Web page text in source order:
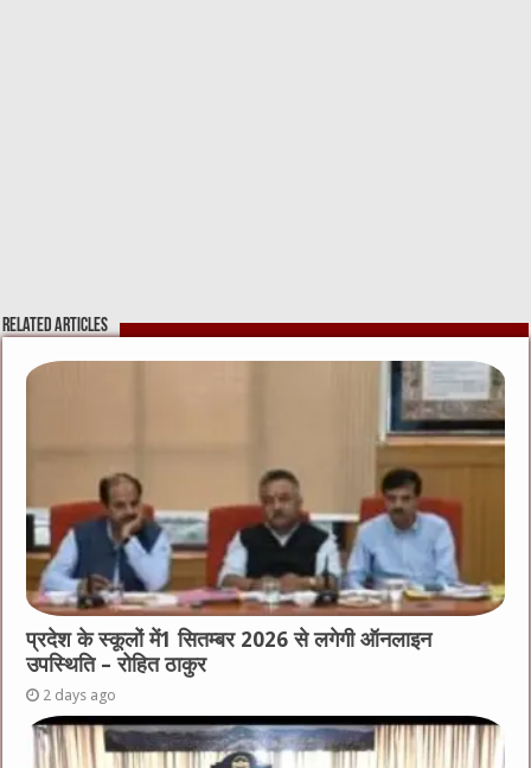
Related Articles
प्रदेश के स्कूलों में1 सितम्बर 2026 से लगेगी ऑनलाइन
उपस्थिति – रोहित ठाकुर
2 days ago